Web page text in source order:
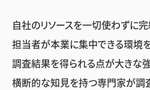
自社のリソースを一切使わずに完
担当者が本業に集中できる環境
調査結果を得られる点が大きな強
横断的な知見を持つ専門家が調